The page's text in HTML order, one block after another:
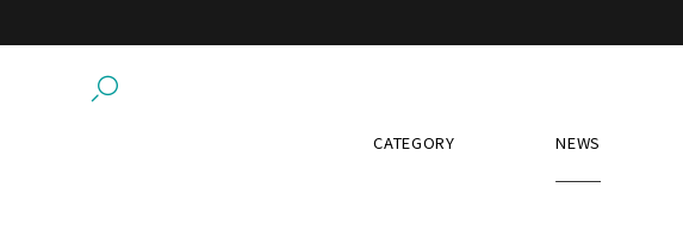
CATEGORY NEWS